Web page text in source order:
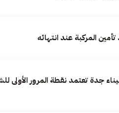
المركبة عند انتهائه
جدة تعتمد نقطة المرور الأولى